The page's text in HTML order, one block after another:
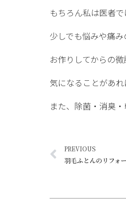
もちろん私は医者
少しでも悩みや痛
お作りしてからの
気になることがあれ
また、除菌・消臭
PREVIOUS
羽毛ふとんのリフォ